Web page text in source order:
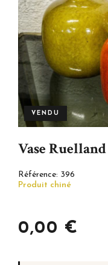
VENDU
Vase Ruelland
Référence: 396
Produit chiné
0,00 €